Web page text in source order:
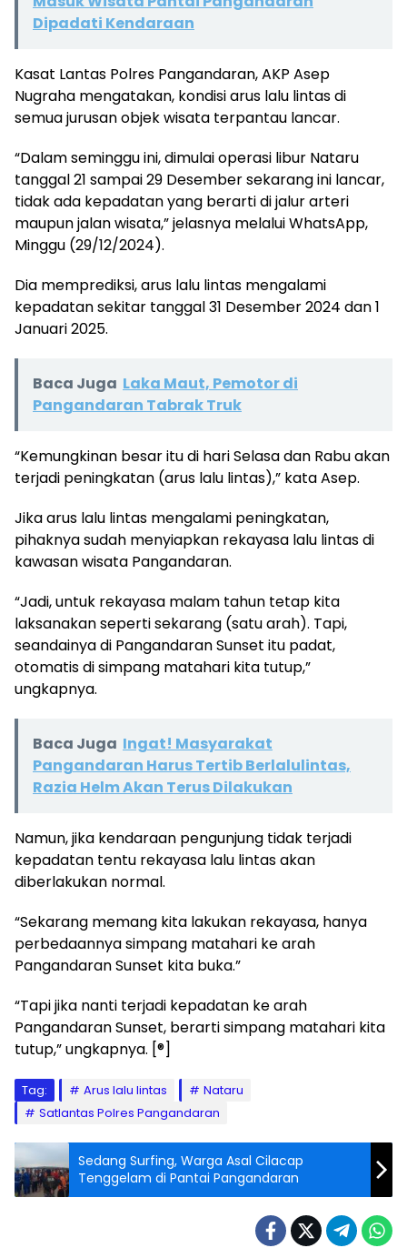
Dipadati Kendaraan
Kasat Lantas Polres Pangandaran, AKP Asep
Nugraha mengatakan, kondisi arus lalu lintas di
semua jurusan objek wisata terpantau lancar.
“Dalam seminggu ini, dimulai operasi libur Nataru
tanggal 21 sampai 29 Desember sekarang ini lancar,
tidak ada kepadatan yang berarti di jalur arteri
maupun jalan wisata,” jelasnya melalui WhatsApp,
Minggu (29/12/2024).
Dia memprediksi, arus lalu lintas mengalami
kepadatan sekitar tanggal 31 Desember 2024 dan 1
Januari 2025.
Baca Juga Laka Maut, Pemotor di
Pangandaran Tabrak Truk
“Kemungkinan besar itu di hari Selasa dan Rabu akan
terjadi peningkatan (arus lalu lintas),” kata Asep.
Jika arus lalu lintas mengalami peningkatan,
pihaknya sudah menyiapkan rekayasa lalu lintas di
kawasan wisata Pangandaran.
“Jadi, untuk rekayasa malam tahun tetap kita
laksanakan seperti sekarang (satu arah). Tapi,
seandainya di Pangandaran Sunset itu padat,
otomatis di simpang matahari kita tutup,”
ungkapnya.
Baca Juga Ingat! Masyarakat
Pangandaran Harus Tertib Berlalulintas,
Razia Helm Akan Terus Dilakukan
Namun, jika kendaraan pengunjung tidak terjadi
kepadatan tentu rekayasa lalu lintas akan
diberlakukan normal.
“Sekarang memang kita lakukan rekayasa, hanya
perbedaannya simpang matahari ke arah
Pangandaran Sunset kita buka.”
“Tapi jika nanti terjadi kepadatan ke arah
Pangandaran Sunset, berarti simpang matahari kita
tutup,” ungkapnya. [®]
Tag: Arus lalu lintas
Nataru
Satlantas Polres Pangandaran
Sedang Surfing, Warga Asal Cilacap
Tenggelam di Pantai Pangandaran